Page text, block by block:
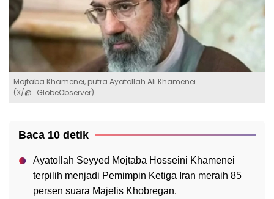
Mojtaba Khamenei, putra Ayatollah Ali Khamenei.
(X/@_GlobeObserver)
Baca 10 detik
Ayatollah Seyyed Mojtaba Hosseini Khamenei
terpilih menjadi Pemimpin Ketiga Iran meraih 85
persen suara Majelis Khobregan.